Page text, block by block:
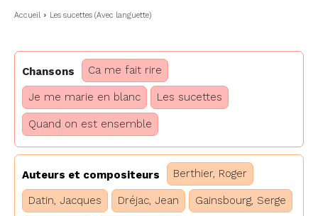
Accueil Les sucettes (Avec languette)
Chansons Ca me fait rire
Je me marie en blanc Les sucettes
Quand on est ensemble
Auteurs et compositeurs Berthier, Roger
Datin, Jacques Dréjac, Jean Gainsbourg, Serge